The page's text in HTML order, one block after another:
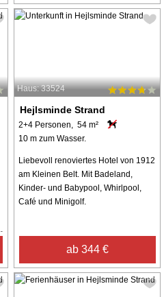
Haus: 33524
Hejlsminde Strand
2+4 Personen, 54 m²
10 m zum Wasser.
Liebevoll renoviertes Hotel von 1912
am Kleinen Belt. Mit Badeland,
Kinder- und Babypool, Whirlpool,
Café und Minigolf.
ab 344 €